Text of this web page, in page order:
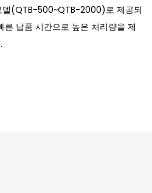
델(QTB-500~QTB-2000)로 제공되
른 납품 시간으로 높은 처리량을 제